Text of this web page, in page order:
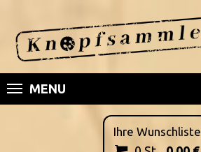
MENU
Ihre Wunschliste